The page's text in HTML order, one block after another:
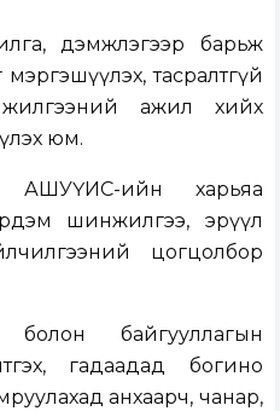
дэмжлэгээр барьж
тасралтгүй
ажил хийх
юм.
АШУҮИС-ийн харьяа
шинжилгээ, эрүүл
цогцолбор
болон байгууллагын
гадаадад богино
анхаарч, чанар,